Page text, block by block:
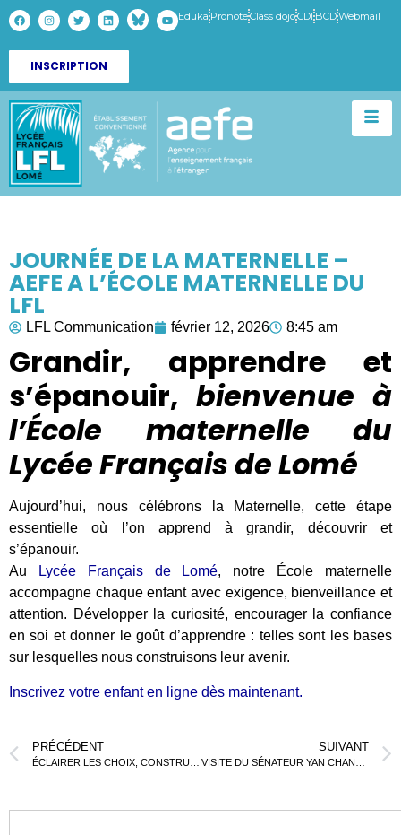
Eduka PronoteClass dojoCDI BCDWebmail
INSCRIPTION
JOURNÉE DE LA MATERNELLE –
AEFE A L’ÉCOLE MATERNELLE DU
LFL
LFL Communication février 12, 2026 8:45 am
Grandir, apprendre et
s’épanouir, bienvenue à
l’École maternelle du
Lycée Français de Lomé
Aujourd’hui, nous célébrons la Maternelle, cette étape
essentielle où l’on apprend à grandir, découvrir et
s’épanouir.
Au
Lycée Français de Lomé, notre École maternelle
accompagne chaque enfant avec exigence, bienveillance et
attention. Développer la curiosité, encourager la confiance
en soi et donner le goût d’apprendre : telles sont les bases
sur lesquelles nous construisons leur avenir.
Inscrivez votre enfant en ligne dès maintenant.
PRÉCÉDENT SUIVANT